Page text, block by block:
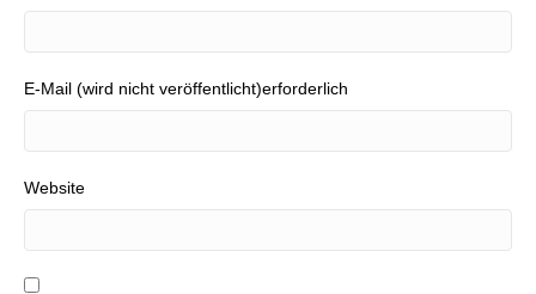
E-Mail (wird nicht veröffentlicht)erforderlich
Website